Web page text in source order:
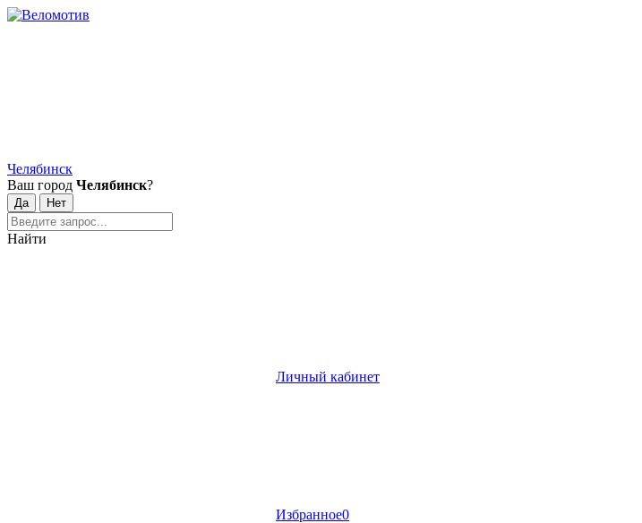
Челябинск
Ваш город Челябинск?
Найти
Личный кабинет
Избранное0